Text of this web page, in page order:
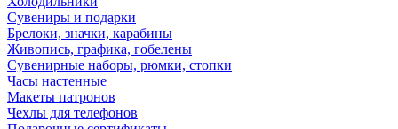
Сувениры и подарки
Брелоки, значки, карабины
Живопись, графика, гобелены
Сувенирные наборы, рюмки, стопки
Часы настенные
Макеты патронов
Чехлы для телефонов